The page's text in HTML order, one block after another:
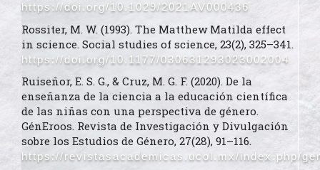
https://doi.org/10.1029/2021AV000436
Rossiter, M. W. (1993). The Matthew Matilda effect
in science. Social studies of science, 23(2), 325–341.
https://doi.org/10.1177/030631293023002004
Ruiseñor, E. S. G., & Cruz, M. G. F. (2020). De la
enseñanza de la ciencia a la educación científica
de las niñas con una perspectiva de género.
GénEroos. Revista de Investigación y Divulgación
sobre los Estudios de Género, 27(28), 91–116.
https://revistasacademicas.ucol.mx/index.php/